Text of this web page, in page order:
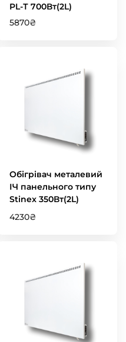
PL-Т 700Вт(2L)
5870₴
Обігрівач металевий
ІЧ панельного типу
Stinex 350Вт(2L)
4230₴